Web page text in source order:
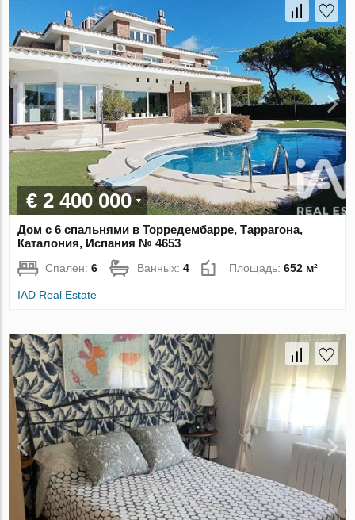
€ 2 400 000
Дом с 6 спальнями в Торредембарре, Таррагона,
Каталония, Испания № 4653
Спален:6 Ванных:4 Площадь:652 м²
IAD Real Estate